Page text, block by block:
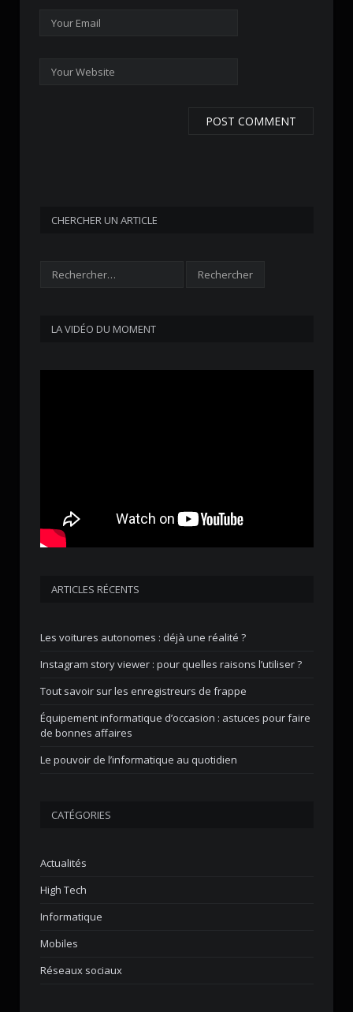
CHERCHER UN ARTICLE
LA VIDÉO DU MOMENT
ARTICLES RÉCENTS
Les voitures autonomes : déjà une réalité ?
Instagram story viewer : pour quelles raisons l’utiliser ?
Tout savoir sur les enregistreurs de frappe
Équipement informatique d’occasion : astuces pour faire
de bonnes affaires
Le pouvoir de l’informatique au quotidien
CATÉGORIES
Actualités
High Tech
Informatique
Mobiles
Réseaux sociaux